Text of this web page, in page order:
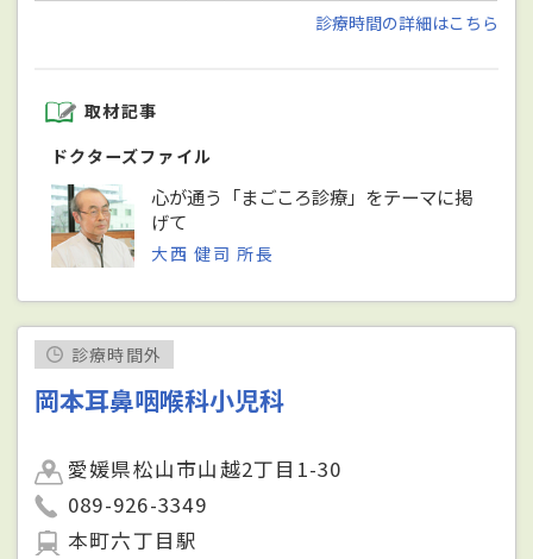
診療時間の詳細はこちら
取材記事
ドクターズファイル
心が通う「まごころ診療」をテーマに掲
げて
大西 健司 所長
診療時間外
岡本耳鼻咽喉科小児科
愛媛県松山市山越2丁目1-30
089-926-3349
本町六丁目駅